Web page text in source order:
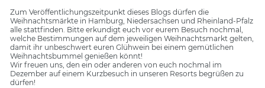
Zum Veröffentlichungszeitpunkt dieses Blogs dürfen die
Weihnachtsmärkte in Hamburg, Niedersachsen und Rheinland-Pfalz
alle stattfinden. Bitte erkundigt euch vor eurem Besuch nochmal,
welche Bestimmungen auf dem jeweiligen Weihnachtsmarkt gelten,
damit ihr unbeschwert euren Glühwein bei einem gemütlichen
Weihnachtsbummel genießen könnt!
Wir freuen uns, den ein oder anderen von euch nochmal im
Dezember auf einem Kurzbesuch in unseren Resorts begrüßen zu
dürfen!